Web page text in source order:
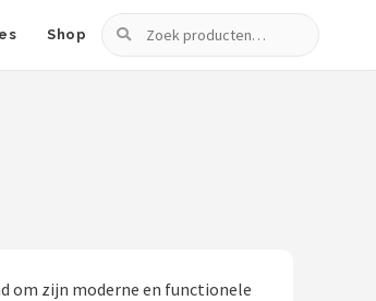
Shop
Zoeken
om zijn moderne en functionele